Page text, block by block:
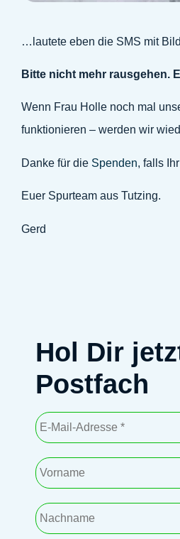
…lautete eben die SMS mit
Bitte nicht mehr rausgehen.
Wenn Frau Holle noch mal
funktionieren – werden wir
Danke für die Spenden, falls
Euer Spurteam aus Tutzing.
Gerd
Hol Dir
Postfach